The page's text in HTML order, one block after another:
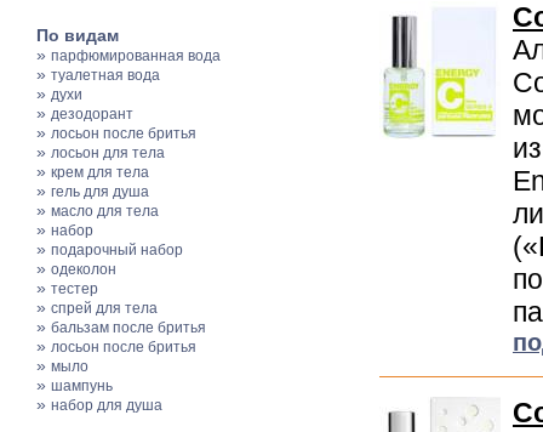
По видам
» парфюмированная вода
» туалетная вода
» духи
» дезодорант
» лосьон после бритья
» лосьон для тела
» крем для тела
» гель для душа
» масло для тела
» набор
» подарочный набор
» одеколон
» тестер
» спрей для тела
» бальзам после бритья
» лосьон после бритья
» мыло
» шампунь
» набор для душа